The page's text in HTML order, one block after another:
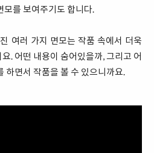
모를 보여주기도 합니다.
여러 가지 면모는 작품 속에서 더욱
. 어떤 내용이 숨어있을까, 그리고 어
하면서 작품을 볼 수 있으니까요.